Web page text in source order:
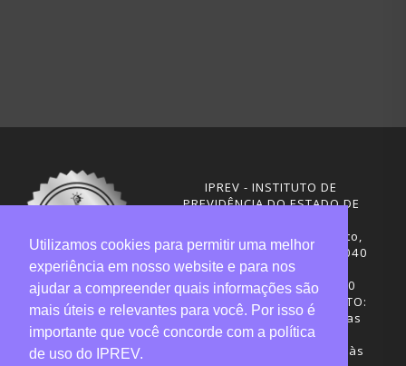
IPREV - INSTITUTO DE
PREVIDÊNCIA DO ESTADO DE
Rua Visconde de Ouro Preto,
291 – Centro - CEP: 88020-040
Florianópolis - SC
Telefones: (48) 3665-4600
HORÁRIO DE FUNCIONAMENTO:
Central de Atendimento: das
12h30 às 18h
Sede administrativa: 7h30 às
Utilizamos cookies para permitir uma melhor
experiência em nosso website e para nos
ajudar a compreender quais informações são
mais úteis e relevantes para você. Por isso é
importante que você concorde com a política
de uso do IPREV.